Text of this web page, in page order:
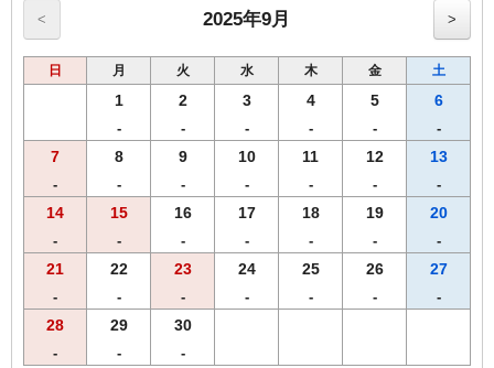
< 2025年9月 >
日 月 火 水 木 金 土
1
-
2
-
3
-
4
-
5
-
6
-
7
-
8
-
9
-
10
-
11
-
12
-
13
-
14
-
15
-
16
-
17
-
18
-
19
-
20
-
21
-
22
-
23
-
24
-
25
-
26
-
27
-
28
-
29
-
30
-